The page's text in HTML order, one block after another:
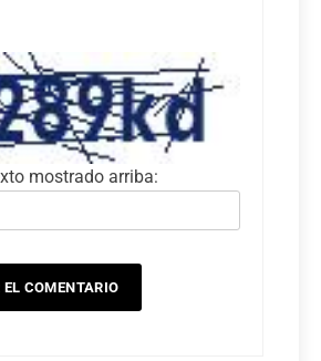
mostrado arriba: